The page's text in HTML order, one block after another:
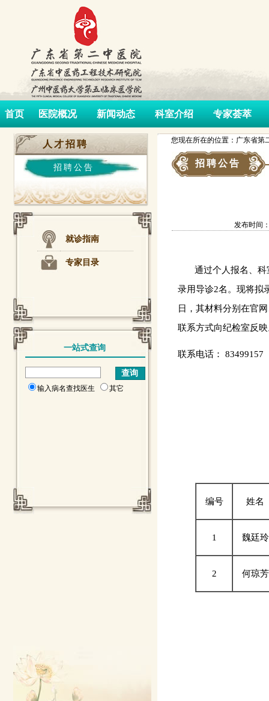
首页 医院概况 新闻动态 科室介绍 专家荟萃
人才招聘
招聘公告
就诊指南
专家目录
一站式查询
输入病名查找医生 其它
您现在所在的位置：广东省第
招聘公告
发布时间
通过个人报名、科
录用导诊2名。现将拟
日，其材料分别在官
联系方式向纪检室反
联系电话： 83499157
编号 姓名
1 魏廷玲
2 何琼芳